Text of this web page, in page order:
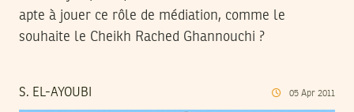
apte à jouer ce rôle de médiation, comme le
souhaite le Cheikh Rached Ghannouchi ?
S. EL-AYOUBI 05 Apr 2011